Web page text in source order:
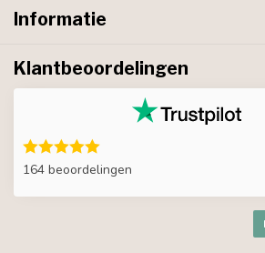
Informatie
Klantbeoordelingen
164 beoordelingen